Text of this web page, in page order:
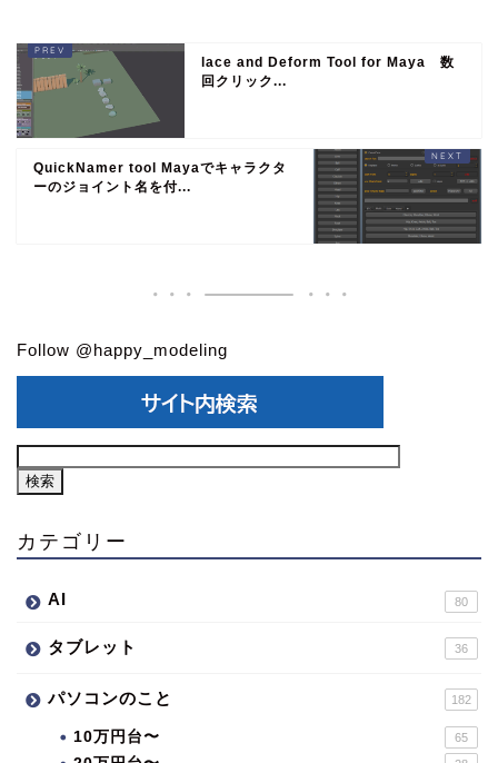
lace and Deform Tool for Maya 数
回クリック...
QuickNamer tool Mayaでキャラクタ
ーのジョイント名を付...
Follow @happy_modeling
カテゴリー
AI 80
タブレット 36
パソコンのこと 182
10万円台〜 65